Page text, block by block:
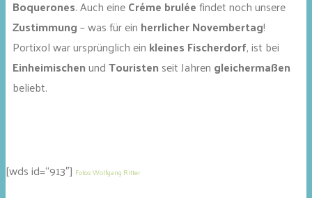
Boquerones. Auch eineCréme bruléefindet noch unsere
Zustimmung– was für ein herrlicher Novembertag!
Portixol war ursprünglich ein kleines Fischerdorf, ist bei
EinheimischenundTouristen seit Jahren gleichermaßen
beliebt.
[wds id=“913″] Fotos: Wolfgang Ritter